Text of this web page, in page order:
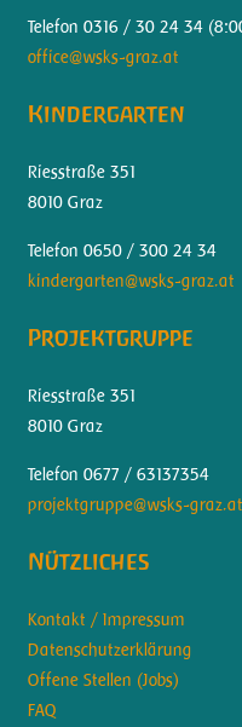
Telefon 0316 / 30 24 34 (
office@wsks-graz.at
Kindergarten
Riesstraße 351
8010 Graz
Telefon 0650 / 300 24 34
kindergarten@wsks-graz.at
Projektgruppe
Riesstraße 351
8010 Graz
Telefon 0677 / 63137354
projektgruppe@wsks-graz.at
Nützliches
Kontakt / Impressum
Datenschutzerklärung
Offene Stellen (Jobs)
FAQ